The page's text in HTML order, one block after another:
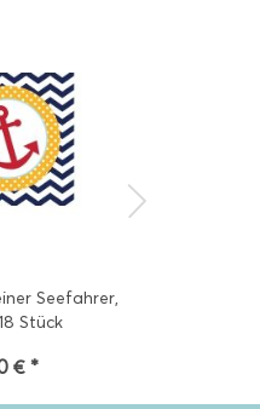
Seefahrer,
Stück
€ *